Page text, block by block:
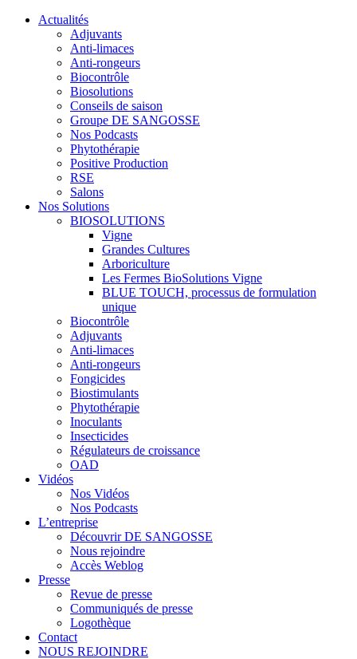
Actualités
Adjuvants
Anti-limaces
Anti-rongeurs
Biocontrôle
Biosolutions
Conseils de saison
Groupe DE SANGOSSE
Nos Podcasts
Phytothérapie
Positive Production
RSE
Salons
Nos Solutions
BIOSOLUTIONS
Vigne
Grandes Cultures
Arboriculture
Les Fermes BioSolutions Vigne
BLUE TOUCH, processus de formulation
unique
Biocontrôle
Adjuvants
Anti-limaces
Anti-rongeurs
Fongicides
Biostimulants
Phytothérapie
Inoculants
Insecticides
Régulateurs de croissance
OAD
Vidéos
Nos Vidéos
Nos Podcasts
L’entreprise
Découvrir DE SANGOSSE
Nous rejoindre
Accès Weblog
Presse
Revue de presse
Communiqués de presse
Logothèque
Contact
NOUS REJOINDRE